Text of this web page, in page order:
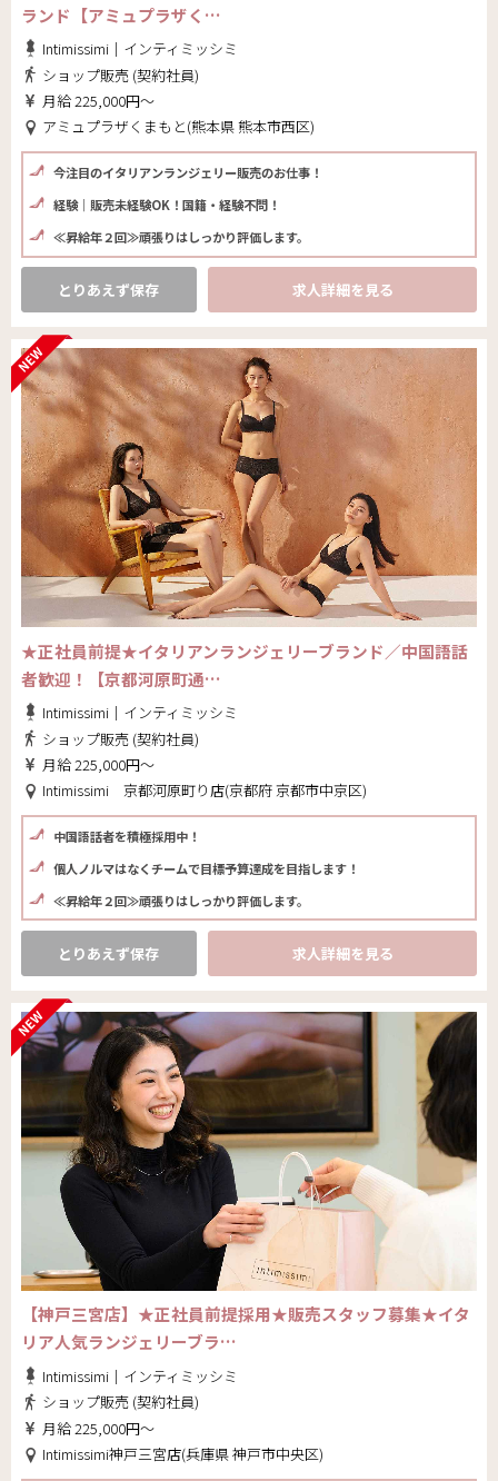
ランド【アミュプラザく…
Intimissimi｜インティミッシミ
ショップ販売 (契約社員)
月給 225,000円～
アミュプラザくまもと(熊本県 熊本市西区)
今注目のイタリアンランジェリー販売のお仕事！
経験｜販売未経験OK！国籍・経験不問！
≪昇給年２回≫頑張りはしっかり評価します。
とりあえず保存 求人詳細を見る
★正社員前提★イタリアンランジェリーブランド／中国語話
者歓迎！【京都河原町通…
Intimissimi｜インティミッシミ
ショップ販売 (契約社員)
月給 225,000円～
Intimissimi 京都河原町り店(京都府 京都市中京区)
中国語話者を積極採用中！
個人ノルマはなくチームで目標予算達成を目指します！
≪昇給年２回≫頑張りはしっかり評価します。
とりあえず保存 求人詳細を見る
【神戸三宮店】★正社員前提採用★販売スタッフ募集★イタ
リア人気ランジェリーブラ…
Intimissimi｜インティミッシミ
ショップ販売 (契約社員)
月給 225,000円～
Intimissimi神戸三宮店(兵庫県 神戸市中央区)